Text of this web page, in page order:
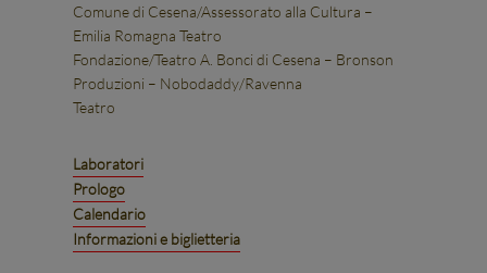
Comune di Cesena/Assessorato alla Cultura –
Emilia Romagna Teatro
Fondazione/Teatro A. Bonci di Cesena – Bronson
Produzioni – Nobodaddy/Ravenna
Teatro
Laboratori
Prologo
Calendario
Informazioni e biglietteria